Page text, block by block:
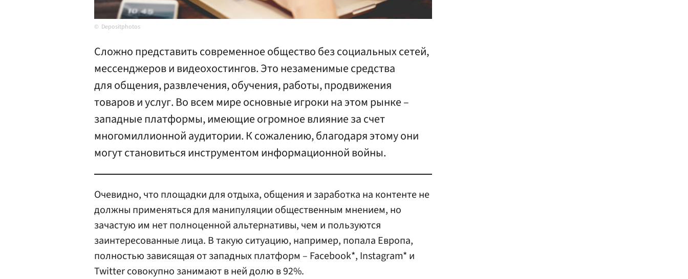
Depositphotos
Сложно представить современное общество без социальных сетей,
мессенджеров и видеохостингов. Это незаменимые средства
для общения, развлечения, обучения, работы, продвижения
товаров и услуг. Во всем мире основные игроки на этом рынке –
западные платформы, имеющие огромное влияние за счет
многомиллионной аудитории. К сожалению, благодаря этому они
могут становиться инструментом информационной войны.
Очевидно, что площадки для отдыха, общения и заработка на контенте не
должны применяться для манипуляции общественным мнением, но
зачастую им нет полноценной альтернативы, чем и пользуются
заинтересованные лица. В такую ситуацию, например, попала Европа,
полностью зависящая от западных платформ – Facebook*, Instagram* и
Twitter совокупно занимают в ней долю в 92%.